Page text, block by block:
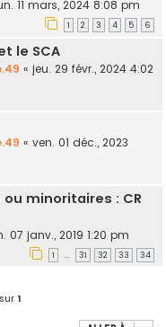
11 mars, 2024 8:08 pm
1 2 3 4 5 6
le SCA
« jeu. 29 févr., 2024 4:02
« ven. 01 déc., 2023
minoritaires : CR
07 janv., 2019 1:20 pm
1 … 31 32 33 34
sur1